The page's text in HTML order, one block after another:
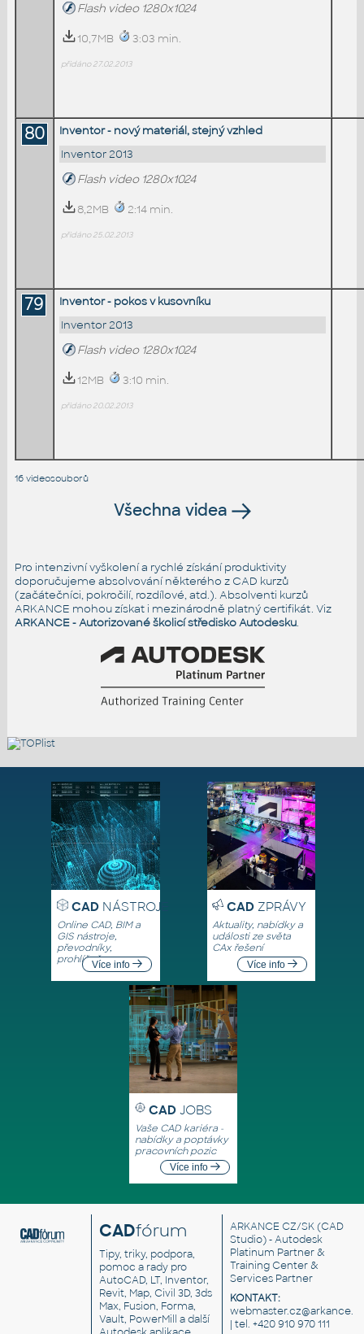
Flash video 1280x1024
10,7MB 3:03 min.
přidáno 27.02.2013
80
Inventor - nový materiál, stejný vzhled
Inventor 2013
Flash video 1280x1024
8,2MB 2:14 min.
přidáno 25.02.2013
79
Inventor - pokos v kusovníku
Inventor 2013
Flash video 1280x1024
12MB 3:10 min.
přidáno 20.02.2013
16 videosouborů
Všechna videa
Pro intenzivní vyškolení a rychlé získání produktivity
doporučujeme absolvování některého z CAD kurzů
(začátečníci, pokročilí, rozdílové, atd.). Absolventi kurzů
ARKANCE mohou získat i mezinárodně platný certifikát. Viz
ARKANCE - Autorizované školicí středisko Autodesku.
CADNÁSTROJE
Online CAD, BIM a
GIS nástroje,
převodníky,
prohlížečeVíce info
CADZPRÁVY
Aktuality, nabídky a
události ze světa
CAx řešení
Více info
CAD JOBS
Vaše CAD kariéra -
nabídky a poptávky
pracovních pozic
Více info
CADfórum
Tipy, triky, podpora,
pomoc a rady pro
AutoCAD, LT, Inventor,
Revit, Map, Civil 3D, 3ds
Max, Fusion, Forma,
Vault, PowerMill a další
ARKANCE CZ/SK(CAD
Studio) - Autodesk
Platinum Partner &
Training Center &
Services Partner
KONTAKT:
| tel. +420 910 970 111